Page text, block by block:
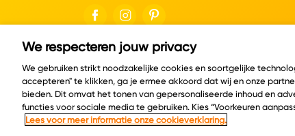
© Copyright 2026 Velder
Cookie policy Privacy policy
We respecteren jouw privacy
We gebruiken strikt noodzakelijke cookies en soortgelijke
accepteren" te klikken, ga je ermee akkoord dat wij en onze
bieden. Dit omvat het tonen van gepersonaliseerde inhoud en
functies voor sociale media te gebruiken. Kies “Voorkeuren
Lees voor meer informatie onze cookieverklaring.